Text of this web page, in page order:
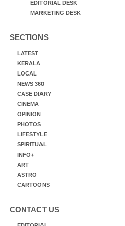
EDITORIAL DESK
MARKETING DESK
SECTIONS
LATEST
KERALA
LOCAL
NEWS 360
CASE DIARY
CINEMA
OPINION
PHOTOS
LIFESTYLE
SPIRITUAL
INFO+
ART
ASTRO
CARTOONS
CONTACT US